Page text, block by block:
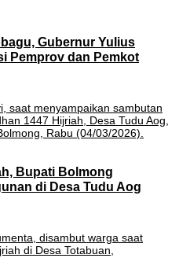
Gubernur Yulius
Pemprov dan Pemkot
Bupati Bolmong
di Desa Tudu Aog